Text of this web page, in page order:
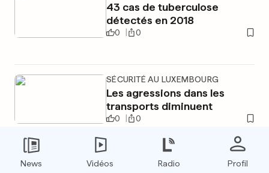
43 cas de tuberculose
détectés en 2018
0 0
SÉCURITÉ AU LUXEMBOURG
Les agressions dans les
transports diminuent
0 0
News Vidéos Radio Profil